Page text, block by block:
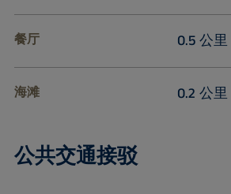
餐厅 0.5 公里
海滩 0.2 公里
公共交通接驳